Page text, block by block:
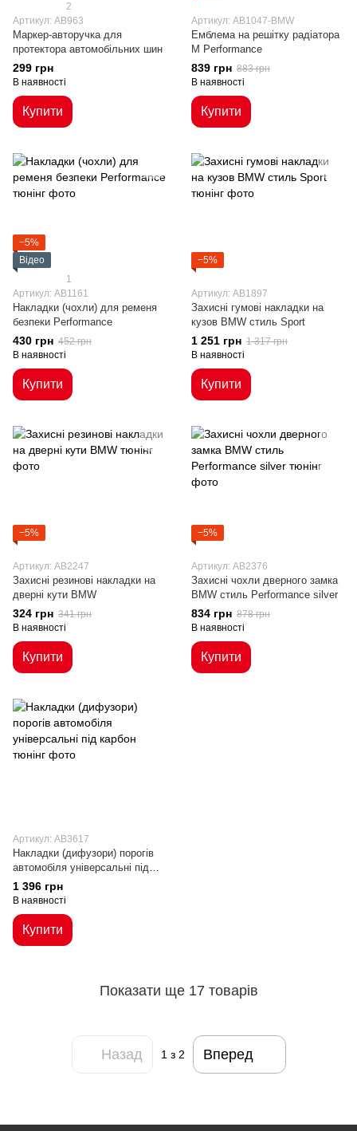
2
Артикул: AB963
Маркер-авторучка для
протектора автомобільних шин
299 грн
В наявності
Купити
Артикул: AB1047-BMW
Емблема на решітку радіатора
M Performance
839 грн 883 грн
В наявності
Купити
−5%
Відео
1
Артикул: AB1161
Накладки (чохли) для ременя
безпеки Performance
430 грн 452 грн
В наявності
Купити
−5%
Артикул: AB1897
Захисні гумові накладки на
кузов BMW стиль Sport
1 251 грн 1 317 грн
В наявності
Купити
−5%
Артикул: AB2247
Захисні резинові накладки на
дверні кути BMW
324 грн 341 грн
В наявності
Купити
−5%
Артикул: AB2376
Захисні чохли дверного замка
BMW стиль Performance silver
834 грн 878 грн
В наявності
Купити
Артикул: AB3617
Накладки (дифузори) порогів
автомобіля універсальні під
карбон
1 396 грн
В наявності
Купити
Показати ще 17 товарів
Назад 1 з 2 Вперед